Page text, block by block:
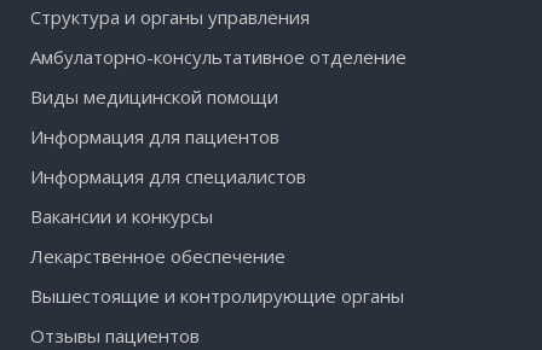
Структура и органы управления
Амбулаторно-консультативное отделение
Виды медицинской помощи
Информация для пациентов
Информация для специалистов
Вакансии и конкурсы
Лекарственное обеспечение
Вышестоящие и контролирующие органы
Отзывы пациентов